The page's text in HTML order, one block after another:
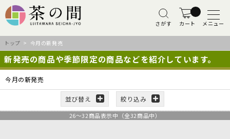
さがす カート メニュー
トップ > 今月の新発売
新発売の商品や季節限定の商品などを紹介しています。
今月の新発売
並び替え 絞り込み
26～32商品表示中（全32商品中）